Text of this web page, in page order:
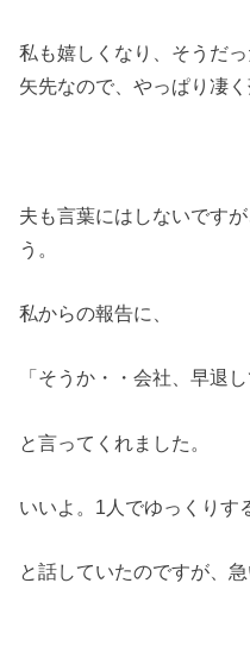
私も嬉しくなり、そうだ
矢先なので、やっぱり凄く
夫も言葉にはしないです
う。
私からの報告に、
「そうか・・会社、早退
と言ってくれました。
いいよ。1人でゆっくりす
と話していたのですが、